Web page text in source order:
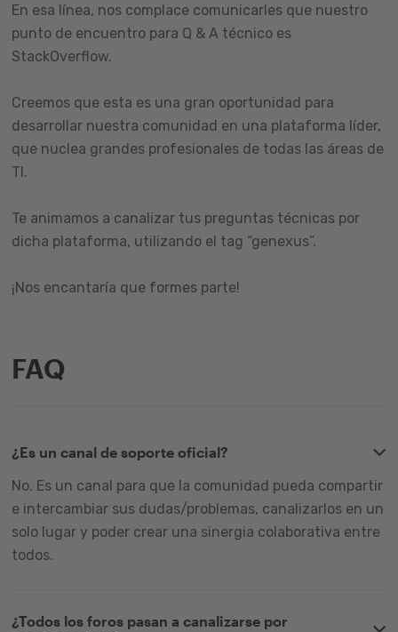
En esa línea, nos complace comunicarles que nuestro
punto de encuentro para Q & A técnico es
StackOverflow.
Creemos que esta es una gran oportunidad para
desarrollar nuestra comunidad en una plataforma líder,
que nuclea grandes profesionales de todas las áreas de
TI.
Te animamos a canalizar tus preguntas técnicas por
dicha plataforma, utilizando el tag “genexus”.
¡Nos encantaría que formes parte!
FAQ
¿Es un canal de soporte oficial?
No. Es un canal para que la comunidad pueda compartir
e intercambiar sus dudas/problemas, canalizarlos en un
solo lugar y poder crear una sinergia colaborativa entre
todos.
¿Todos los foros pasan a canalizarse por